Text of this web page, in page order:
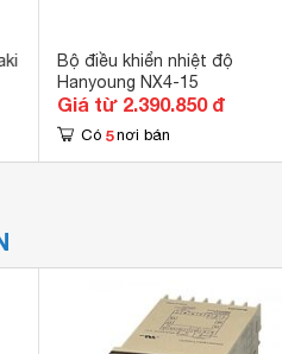
Bộ điều khiển nhiệt độ
Hanyoung NX4-15
Giá từ 2.390.850 đ
Có 5 nơi bán